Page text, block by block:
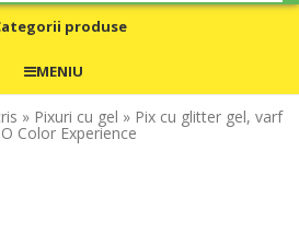
produse
MENIU
» Pixuri cu gel » Pix cu glitter gel, varf
Color Experience